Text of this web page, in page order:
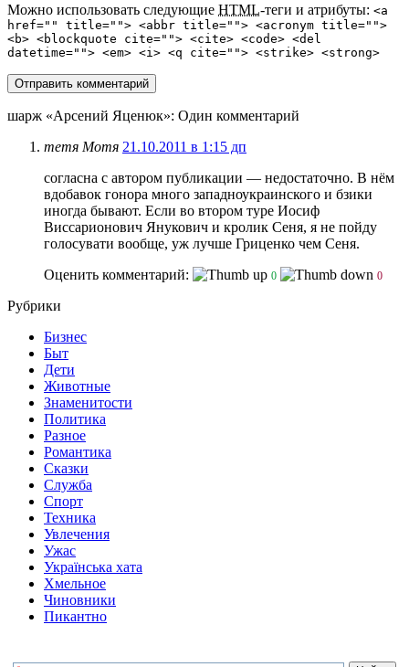
Можно использовать следующие HTML-теги и атрибуты: <a
href="" title=""> <abbr title=""> <acronym title="">
<b> <blockquote cite=""> <cite> <code> <del
datetime=""> <em> <i> <q cite=""> <strike> <strong>
шарж «Арсений Яценюк»: Один комментарий
тетя Мотя 21.10.2011 в 1:15 дп
согласна с автором публикации — недостаточно. В нём
вдобавок гонора много западноукраинского и бзики
иногда бывают. Если во втором туре Иосиф
Виссарионович Янукович и кролик Сеня, я не пойду
голосувати вообще, уж лучше Гриценко чем Сеня.
Оценить комментарий:
0 0
Рубрики
Бизнес
Быт
Дети
Животные
Знаменитости
Политика
Разное
Романтика
Сказки
Служба
Спорт
Техника
Увлечения
Ужас
Українська хата
Хмельное
Чиновники
Пикантно